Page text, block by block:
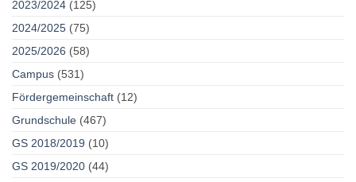
2023/2024 (125)
2024/2025 (75)
2025/2026 (58)
Campus (531)
Fördergemeinschaft (12)
Grundschule (467)
GS 2018/2019 (10)
GS 2019/2020 (44)